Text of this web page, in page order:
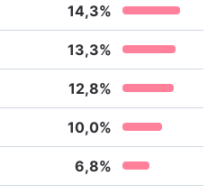
14,3%
13,3%
12,8%
10,0%
6,8%